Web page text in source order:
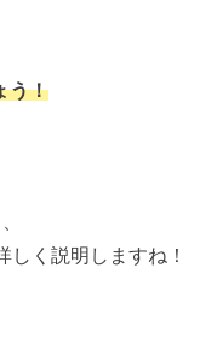
う！
しく説明しますね！